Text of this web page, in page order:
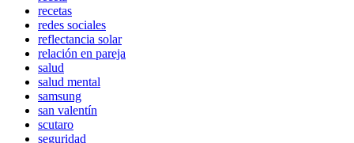
recetas
redes sociales
reflectancia solar
relación en pareja
salud
salud mental
samsung
san valentín
scutaro
seguridad